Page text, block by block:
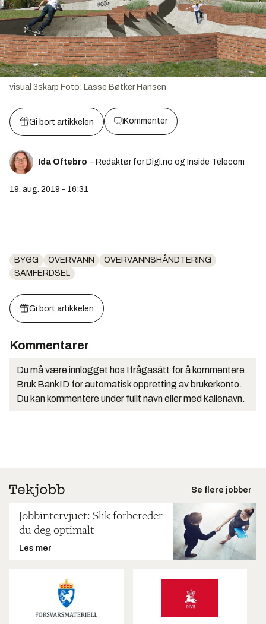
visual 3skarp Foto: Lasse Bøtker Hansen
Gi bort artikkelen Kommenter
Ida Oftebro – Redaktør for Digi.no og Inside Telecom
19. aug. 2019 - 16:31
BYGG OVERVANN
OVERVANNSHÅNDTERING
SAMFERDSEL
Gi bort artikkelen
Kommentarer
Du må være innlogget hos Ifrågasätt for å kommentere.
Bruk BankID for automatisk oppretting av brukerkonto.
Du kan kommentere under fullt navn eller med kallenavn.
Se flere jobber
Jobbintervjuet: Slik forbereder
du deg optimalt
Les mer